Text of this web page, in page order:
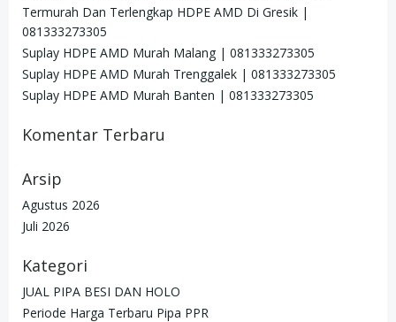
Termurah Dan Terlengkap HDPE AMD Di Gresik |
081333273305
Suplay HDPE AMD Murah Malang | 081333273305
Suplay HDPE AMD Murah Trenggalek | 081333273305
Suplay HDPE AMD Murah Banten | 081333273305
Komentar Terbaru
Arsip
Agustus 2026
Juli 2026
Kategori
JUAL PIPA BESI DAN HOLO
Periode Harga Terbaru Pipa PPR